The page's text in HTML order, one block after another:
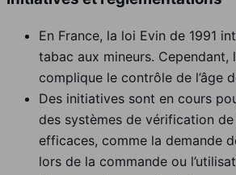
En France, la loi Evin de 1991
tabac aux mineurs. Cependant,
complique le contrôle de l’âge
Des initiatives sont en cours
des systèmes de vérification de
efficaces, comme la demande
lors de la commande ou